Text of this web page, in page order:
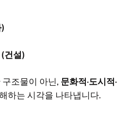
건설)
조물이 아닌, 문화적·도시적·
하는 시각을 나타냅니다.